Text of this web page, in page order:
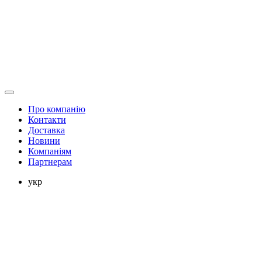
Про компанію
Контакти
Доставка
Новини
Компаніям
Партнерам
укр